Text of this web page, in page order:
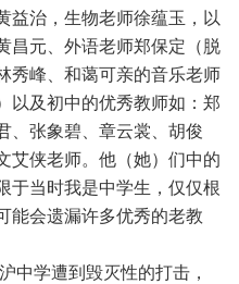
益治，生物老师徐蕴玉，以
昌元、外语老师郑保定（脱
秀峰、和蔼可亲的音乐老师
以及初中的优秀教师如：郑
、张象碧、章云裳、胡俊
艾侠老师。他（她）们中的
于当时我是中学生，仅仅根
能会遗漏许多优秀的老教
中学遭到毁灭性的打击，